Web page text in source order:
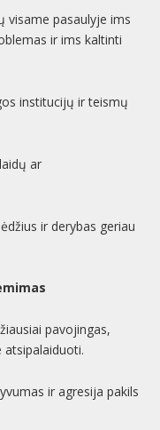
visame pasaulyje ims
ir ims kaltinti
institucijų ir teismų
ar
ir derybas geriau
pavojingas,
atsipalaiduoti.
ir agresija pakils